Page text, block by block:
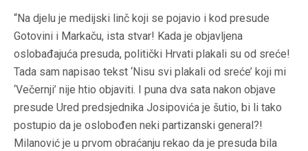
“Na djelu je medijski linč koji se pojavio i kod presude
Gotovini i Markaču, ista stvar! Kada je objavljena
oslobađajuća presuda, politički Hrvati plakali su od sreće!
Tada sam napisao tekst ‘Nisu svi plakali od sreće’ koji mi
‘Večernji’ nije htio objaviti. I puna dva sata nakon objave
presude Ured predsjednika Josipovića je šutio, bi li tako
postupio da je oslobođen neki partizanski general?!
Milanović je u prvom obraćanju rekao da je presuda bila